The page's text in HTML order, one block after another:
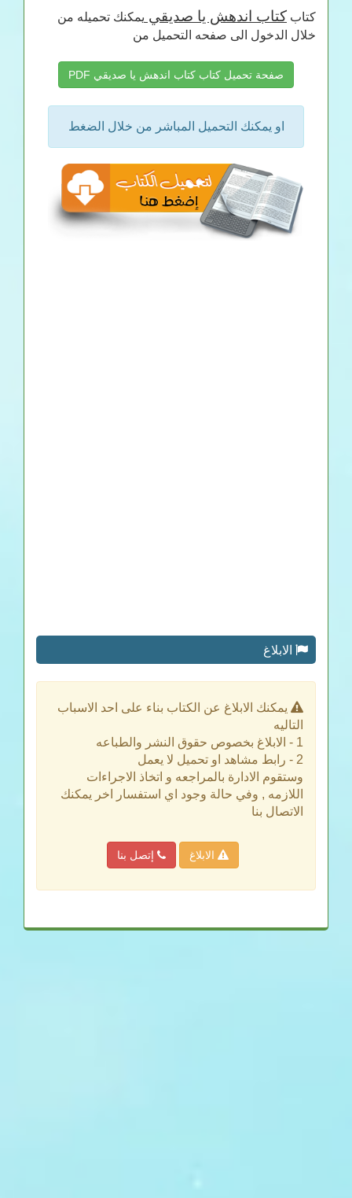
كتاب كتاب اندهش يا صديقي يمكنك تحميله من
خلال الدخول الى صفحه التحميل من
صفحة تحميل كتاب كتاب اندهش يا صديقي PDF
او يمكنك التحميل المباشر من خلال الضغط
الابلاغ
يمكنك الابلاغ عن الكتاب بناء على احد الاسباب
التاليه
1 - الابلاغ بخصوص حقوق النشر والطباعه
2 - رابط مشاهد او تحميل لا يعمل
وستقوم الادارة بالمراجعه و اتخاذ الاجراءات
اللازمه , وفي حالة وجود اي استفسار اخر يمكنك
الاتصال بنا
الابلاغ إتصل بنا